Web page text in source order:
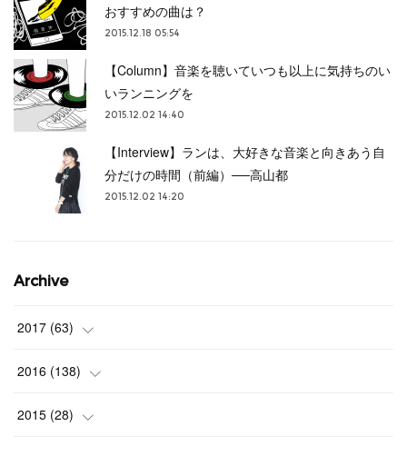
おすすめの曲は？
2015.12.18 05:54
【Column】音楽を聴いていつも以上に気持ちのい
いランニングを
2015.12.02 14:40
【Interview】ランは、大好きな音楽と向きあう自
分だけの時間（前編）──高山都
2015.12.02 14:20
Archive
2017 (63)
(3)
(4)
2016 (138)
(9)
2015 (28)